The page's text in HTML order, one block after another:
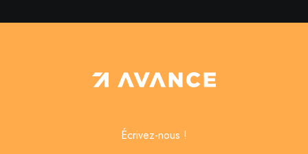
Écrivez-nous !